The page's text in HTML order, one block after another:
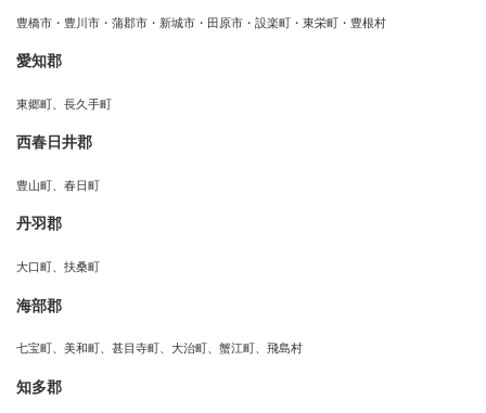
豊橋市・豊川市・蒲郡市・新城市・田原市・設楽町・東栄町・豊根村
愛知郡
東郷町、長久手町
西春日井郡
豊山町、春日町
丹羽郡
大口町、扶桑町
海部郡
七宝町、美和町、甚目寺町、大治町、蟹江町、飛島村
知多郡